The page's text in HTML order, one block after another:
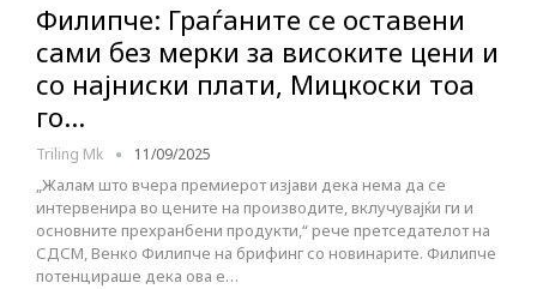
Филипче: Граѓаните се оставени
сами без мерки за високите цени и
со најниски плати, Мицкоски тоа
го…
Triling Mk 11/09/2025
„Жалам што вчера премиерот изјави дека нема да се
интервенира во цените на производите, вклучувајќи ги и
основните прехранбени продукти,“ рече претседателот на
СДСМ, Венко Филипче на брифинг со новинарите. Филипче
потенцираше дека ова е…